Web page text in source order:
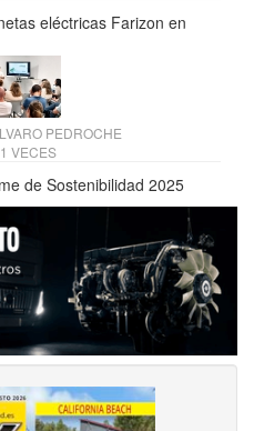
eléctricas Farizon en
PEDROCHE
VECES
de Sostenibilidad 2025